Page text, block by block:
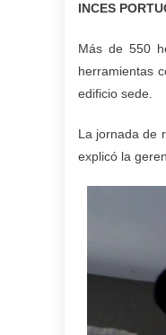
INCES
Más de 550
herramientas
edificio sede.
La jornada de
explicó la